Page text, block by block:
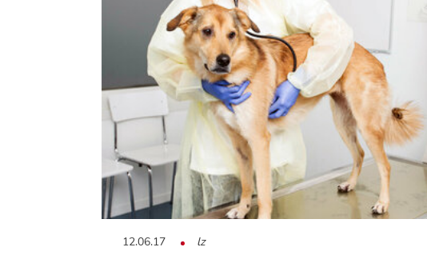
12.06.17 lz